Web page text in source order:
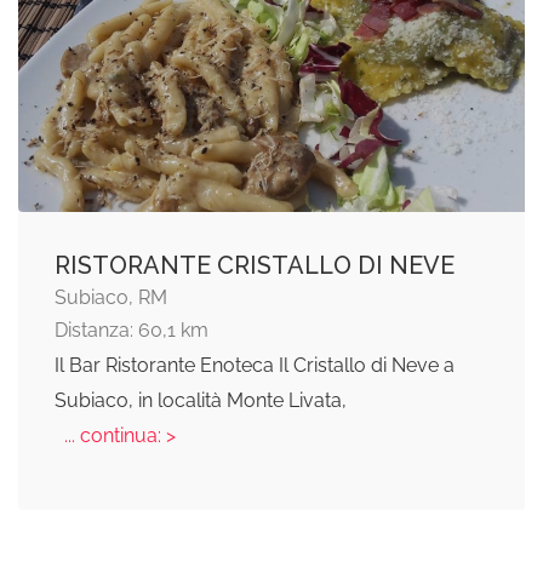
RISTORANTE CRISTALLO DI NEVE
Subiaco, RM
Distanza: 60,1 km
Il Bar Ristorante Enoteca Il Cristallo di Neve a
Subiaco, in località Monte Livata,
... continua: >